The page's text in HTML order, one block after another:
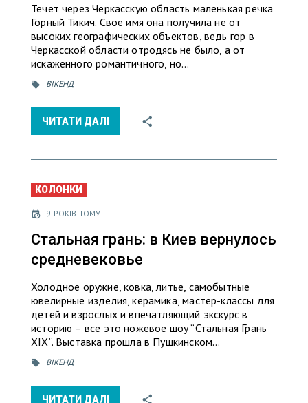
Течет через Черкасскую область маленькая речка
Горный Тикич. Свое имя она получила не от
высоких географических объектов, ведь гор в
Черкасской области отродясь не было, а от
искаженного романтичного, но…
ВІКЕНД
ЧИТАТИ ДАЛІ
КОЛОНКИ
9 РОКІВ ТОМУ
Стальная грань: в Киев вернулось
средневековье
Холодное оружие, ковка, литье, самобытные
ювелирные изделия, керамика, мастер-классы для
детей и взрослых и впечатляющий экскурс в
историю – все это ножевое шоу “Стальная Грань
ХІХ”. Выставка прошла в Пушкинском…
ВІКЕНД
ЧИТАТИ ДАЛІ